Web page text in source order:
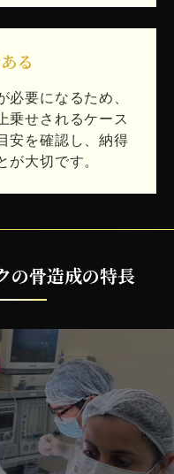
る
必要になるため、
乗せされるケース
安を確認し、納得
が大切です。
の骨造成の特長